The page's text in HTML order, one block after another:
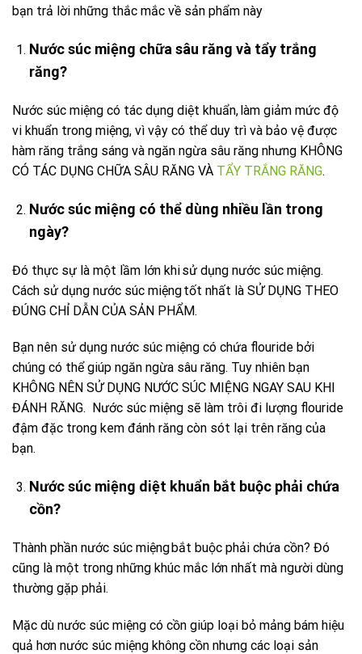
bạn trả lời những thắc mắc về sản phẩm này
Nước súc miệng chữa sâu răng và tẩy trắng
răng?
Nước súc miệng có tác dụng diệt khuẩn, làm giảm mức độ
vi khuẩn trong miệng, vì vậy có thể duy trì và bảo vệ được
hàm răng trắng sáng và ngăn ngừa sâu răng nhưng KHÔNG
CÓ TÁC DỤNG CHỮA SÂU RĂNG VÀ TẨY TRẮNG RĂNG.
Nước súc miệng có thể dùng nhiều lần trong
ngày?
Đó thực sự là một lầm lớn khi sử dụng nước súc miệng.
Cách sử dụng nước súc miệng tốt nhất là SỬ DỤNG THEO
ĐÚNG CHỈ DẪN CỦA SẢN PHẨM.
Bạn nên sử dụng nước súc miệng có chứa flouride bởi
chúng có thể giúp ngăn ngừa sâu răng. Tuy nhiên bạn
KHÔNG NÊN SỬ DỤNG NƯỚC SÚC MIỆNG NGAY SAU KHI
ĐÁNH RĂNG. Nước súc miệng sẽ làm trôi đi lượng flouride
đậm đặc trong kem đánh răng còn sót lại trên răng của
bạn.
Nước súc miệng diệt khuẩn bắt buộc phải chứa
cồn?
Thành phần nước súc miệng bắt buộc phải chứa cồn? Đó
cũng là một trong những khúc mắc lớn nhất mà người dùng
thường gặp phải.
Mặc dù nước súc miệng có cồn giúp loại bỏ mảng bám hiệu
quả hơn nước súc miệng không cồn nhưng các loại sản